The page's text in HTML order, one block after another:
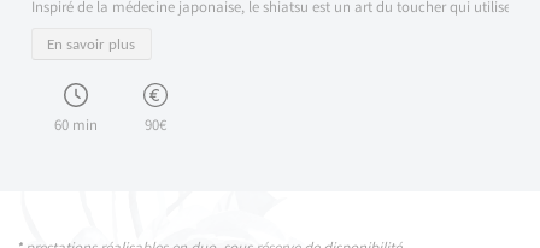
Inspiré de la médecine japonaise, le shiatsu est un art du toucher qui utilise
En savoir plus
60 min 90€